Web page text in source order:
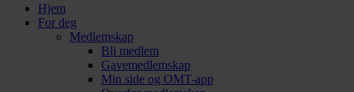
Hjem
For deg
Medlemskap
Bli medlem
Gavemedlemskap
Min side og OMT-app